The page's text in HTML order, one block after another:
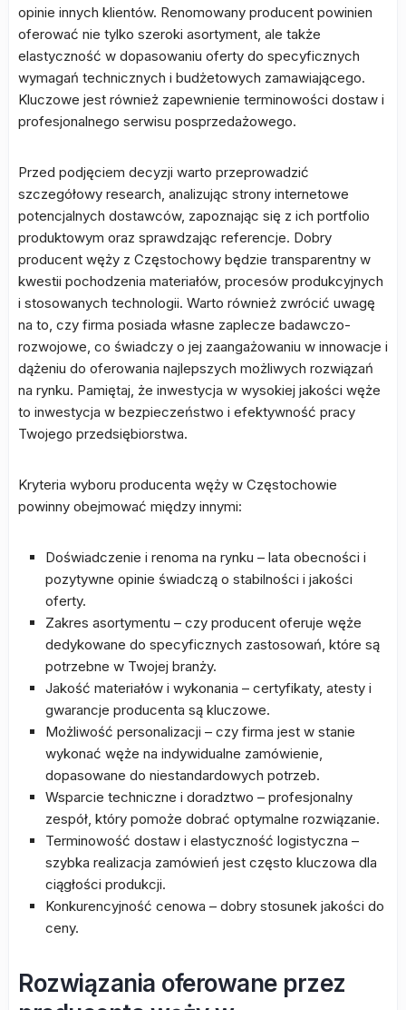
opinie innych klientów. Renomowany producent powinien
oferować nie tylko szeroki asortyment, ale także
elastyczność w dopasowaniu oferty do specyficznych
wymagań technicznych i budżetowych zamawiającego.
Kluczowe jest również zapewnienie terminowości dostaw i
profesjonalnego serwisu posprzedażowego.
Przed podjęciem decyzji warto przeprowadzić
szczegółowy research, analizując strony internetowe
potencjalnych dostawców, zapoznając się z ich portfolio
produktowym oraz sprawdzając referencje. Dobry
producent węży z Częstochowy będzie transparentny w
kwestii pochodzenia materiałów, procesów produkcyjnych
i stosowanych technologii. Warto również zwrócić uwagę
na to, czy firma posiada własne zaplecze badawczo-
rozwojowe, co świadczy o jej zaangażowaniu w innowacje i
dążeniu do oferowania najlepszych możliwych rozwiązań
na rynku. Pamiętaj, że inwestycja w wysokiej jakości węże
to inwestycja w bezpieczeństwo i efektywność pracy
Twojego przedsiębiorstwa.
Kryteria wyboru producenta węży w Częstochowie
powinny obejmować między innymi:
Doświadczenie i renoma na rynku – lata obecności i
pozytywne opinie świadczą o stabilności i jakości
oferty.
Zakres asortymentu – czy producent oferuje węże
dedykowane do specyficznych zastosowań, które są
potrzebne w Twojej branży.
Jakość materiałów i wykonania – certyfikaty, atesty i
gwarancje producenta są kluczowe.
Możliwość personalizacji – czy firma jest w stanie
wykonać węże na indywidualne zamówienie,
dopasowane do niestandardowych potrzeb.
Wsparcie techniczne i doradztwo – profesjonalny
zespół, który pomoże dobrać optymalne rozwiązanie.
Terminowość dostaw i elastyczność logistyczna –
szybka realizacja zamówień jest często kluczowa dla
ciągłości produkcji.
Konkurencyjność cenowa – dobry stosunek jakości do
ceny.
Rozwiązania oferowane przez